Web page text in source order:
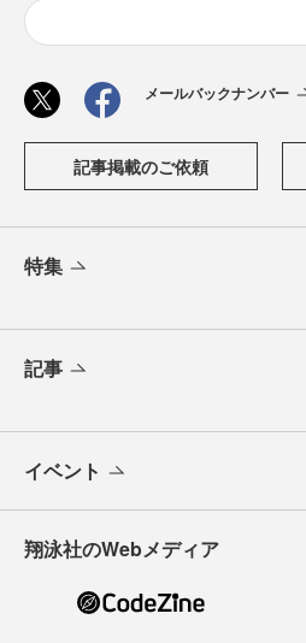
メールバックナンバー
記事掲載のご依頼
特集
記事
イベント
翔泳社のWebメディア